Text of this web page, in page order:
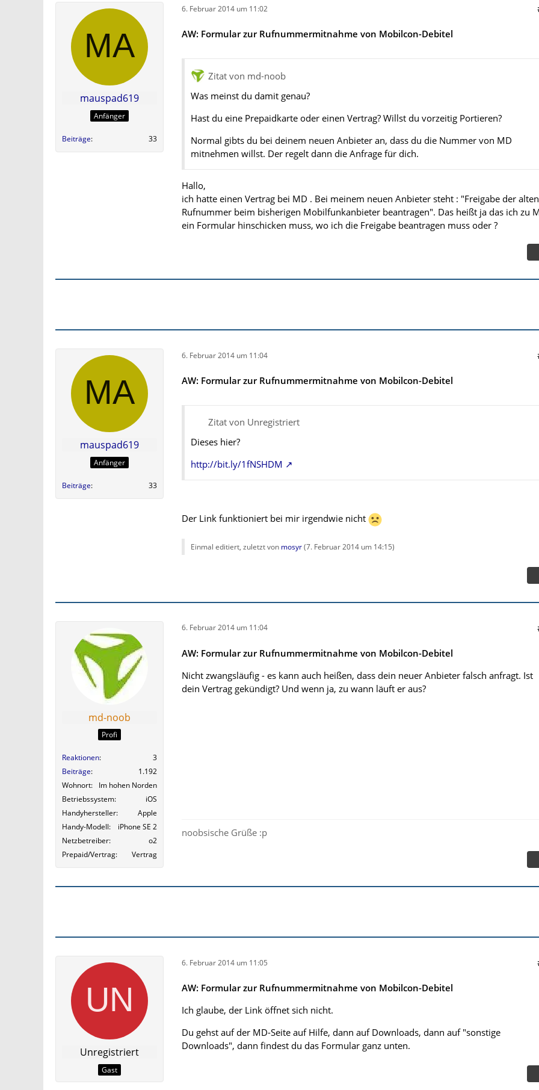
mauspad619
Anfänger
Beiträge 33
6. Februar 2014 um 11:02
AW: Formular zur Rufnummermitnahme von Mobilcon-Debitel
Zitat von md-noob
Was meinst du damit genau?
Hast du eine Prepaidkarte oder einen Vertrag? Willst du vorzeitig Portieren?
Normal gibts du bei deinem neuen Anbieter an, dass du die Nummer von MD
mitnehmen willst. Der regelt dann die Anfrage für dich.
Hallo,
ich hatte einen Vertrag bei MD . Bei meinem neuen Anbieter steht : "Freigabe der alten
Rufnummer beim bisherigen Mobilfunkanbieter beantragen". Das heißt ja das ich zu
ein Formular hinschicken muss, wo ich die Freigabe beantragen muss oder ?
mauspad619
Anfänger
Beiträge 33
6. Februar 2014 um 11:04
AW: Formular zur Rufnummermitnahme von Mobilcon-Debitel
Zitat von Unregistriert
Dieses hier?
http://bit.ly/1fNSHDM
Der Link funktioniert bei mir irgendwie nicht
Einmal editiert, zuletzt von mosyr(7. Februar 2014 um 14:15)
md-noob
Profi
Reaktionen
3
Beiträge
1.192
Wohnort
Im hohen Norden
Betriebssystem
iOS
Handyhersteller
Apple
Handy-Modell
iPhone SE 2
Netzbetreiber
o2
Prepaid/Vertrag
Vertrag
6. Februar 2014 um 11:04
AW: Formular zur Rufnummermitnahme von Mobilcon-Debitel
Nicht zwangsläufig - es kann auch heißen, dass dein neuer Anbieter falsch anfragt. Ist
dein Vertrag gekündigt? Und wenn ja, zu wann läuft er aus?
noobsische Grüße :p
Unregistriert
Gast
6. Februar 2014 um 11:05
AW: Formular zur Rufnummermitnahme von Mobilcon-Debitel
Ich glaube, der Link öffnet sich nicht.
Du gehst auf der MD-Seite auf Hilfe, dann auf Downloads, dann auf "sonstige
Downloads", dann findest du das Formular ganz unten.